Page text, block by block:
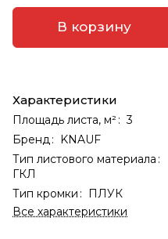
В корзину
Характеристики
Площадь листа, м²: 3
Бренд : KNAUF
Тип листового материала :
ГКЛ
Тип кромки : ПЛУК
Все характеристики